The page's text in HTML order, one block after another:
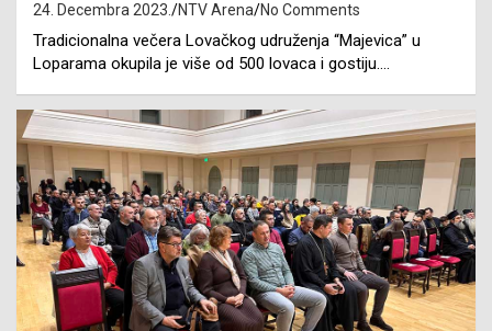
24. Decembra 2023. NTV Arena No Comments
Tradicionalna večera Lovačkog udruženja “Majevica” u
Loparama okupila je više od 500 lovaca i gostiju.…